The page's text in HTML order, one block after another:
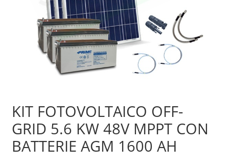
KIT FOTOVOLTAICO OFF-
GRID 5.6 KW 48V MPPT CON
BATTERIE AGM 1600 AH